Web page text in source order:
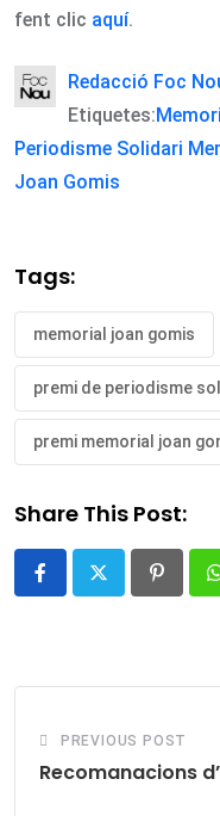
fent clic aquí.
Redacció Foc
Etiquetes:
Periodisme Solidari
Joan Gomis
Tags:
memorial joan gomis
premi de periodisme
premi memorial joan
Share This Post:
PREVIOUS POST
Recomanacions